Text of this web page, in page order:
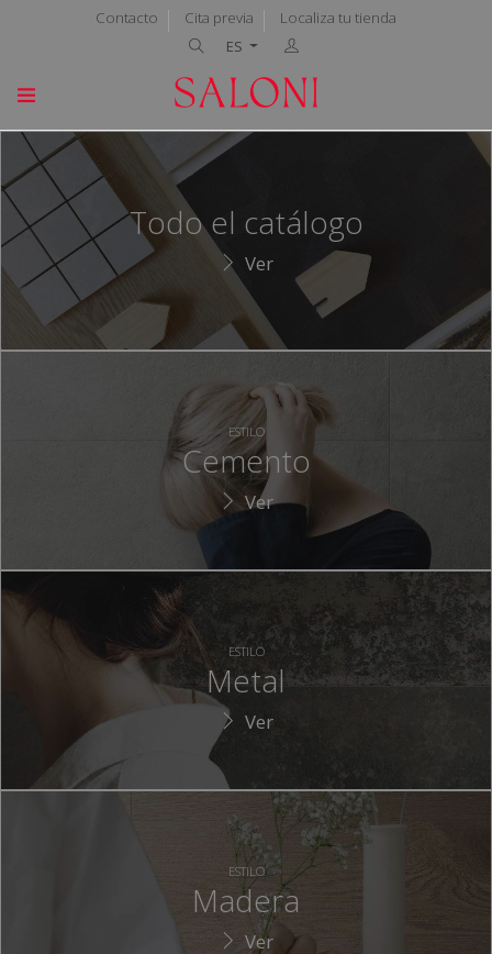
Contacto Cita previa
Localiza tu tienda
ES
Todo el catálogo
Ver
ESTILO
Cemento
Ver
ESTILO
Metal
Ver
ESTILO
Madera
Ver